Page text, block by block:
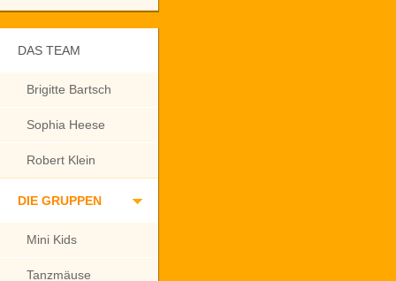
DAS TEAM
Brigitte Bartsch
Sophia Heese
Robert Klein
DIE GRUPPEN
Mini Kids
Tanzmäuse